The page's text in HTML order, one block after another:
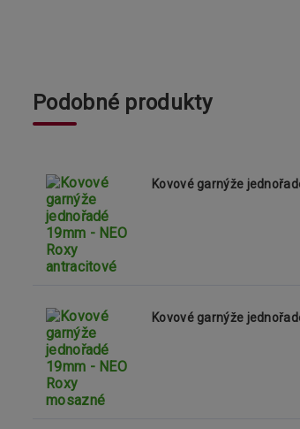
Podobné produkty
Kovové garnýže
Kovové garnýže